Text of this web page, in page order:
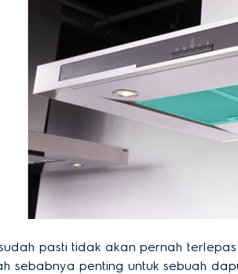
pasti tidak akan pernah
sebabnya penting untuk sebuah